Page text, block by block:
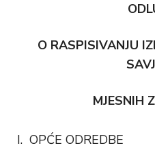
O RASPISIVANJU
MJESNIH
OPĆE ODREDBE